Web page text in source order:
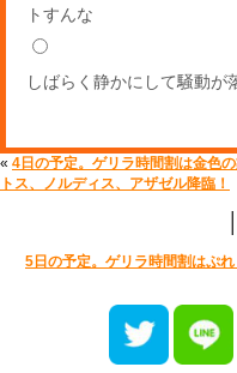
トすんな
しばらく静かにして騒動が
« 4日の予定。ゲリラ時間割は金色
トス、ノルディス、アザゼル降臨！
5日の予定。ゲリラ時間割はぷ